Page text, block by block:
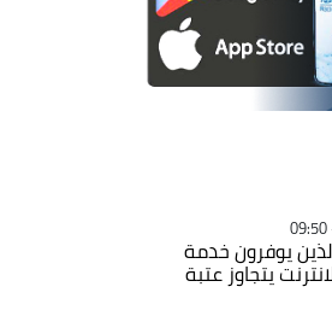
يوفرون خدمة
يتجاوز عتبة